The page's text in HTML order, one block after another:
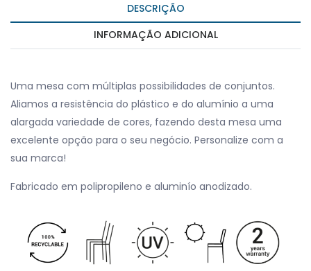
DESCRIÇÃO
INFORMAÇÃO ADICIONAL
Uma mesa com múltiplas possibilidades de conjuntos.
Aliamos a resistência do plástico e do alumínio a uma
alargada variedade de cores, fazendo desta mesa uma
excelente opção para o seu negócio. Personalize com a
sua marca!
Fabricado em polipropileno e aluminío anodizado.